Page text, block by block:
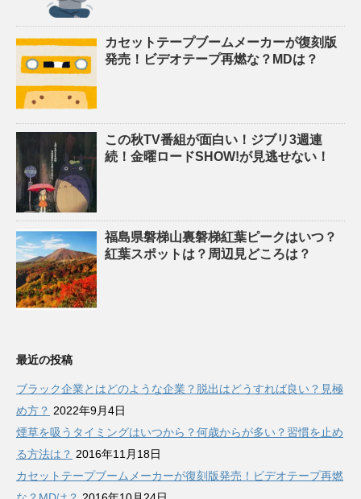
カセットテープブームメーカーが復刻版
発売！ビデオテープ再燃な？MDは？
この秋TV番組が面白い！ジブリ3週連
続！金曜ロードSHOW!が見逃せない！
福島県磐梯山裏磐梯紅葉ピークはいつ？
紅葉スポットは？周辺見どころは？
最近の投稿
ブラック企業とはどのような企業？脱出はどうすれば良い？見極
め方？ 2022年9月4日
煙草を吸うタイミングはいつから？何歳からが多い？習慣を止め
る方法は？ 2016年11月18日
カセットテープブームメーカーが復刻版発売！ビデオテープ再燃